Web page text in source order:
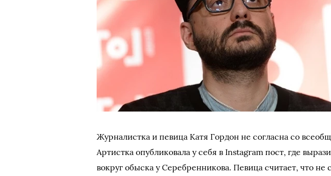
Журналистка и певица Катя Гордон не согласна со
Артистка опубликовала у себя в Instagram пост, где
вокруг обыска у Серебренникова. Певица считает, что не